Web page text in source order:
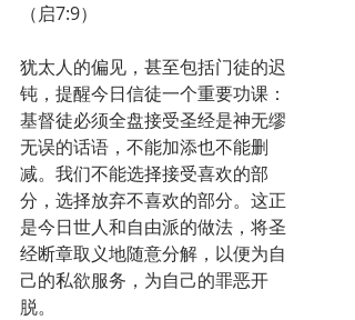
（启7:9）
犹太人的偏见，甚至包括门徒的迟
钝，提醒今日信徒一个重要功课：
基督徒必须全盘接受圣经是神无缪
无误的话语，不能加添也不能删
减。我们不能选择接受喜欢的部
分，选择放弃不喜欢的部分。这正
是今日世人和自由派的做法，将圣
经断章取义地随意分解，以便为自
己的私欲服务，为自己的罪恶开
脱。